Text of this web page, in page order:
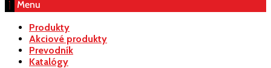
Menu
Produkty
Akciové produkty
Prevodník
Katalógy